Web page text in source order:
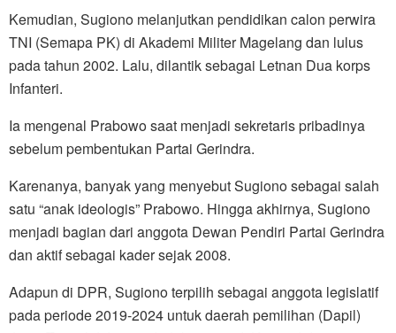
Kemudian, Sugiono melanjutkan pendidikan calon perwira
TNI (Semapa PK) di Akademi Militer Magelang dan lulus
pada tahun 2002. Lalu, dilantik sebagai Letnan Dua korps
Infanteri.
Ia mengenal Prabowo saat menjadi sekretaris pribadinya
sebelum pembentukan Partai Gerindra.
Karenanya, banyak yang menyebut Sugiono sebagai salah
satu “anak ideologis” Prabowo. Hingga akhirnya, Sugiono
menjadi bagian dari anggota Dewan Pendiri Partai Gerindra
dan aktif sebagai kader sejak 2008.
Adapun di DPR, Sugiono terpilih sebagai anggota legislatif
pada periode 2019-2024 untuk daerah pemilihan (Dapil)